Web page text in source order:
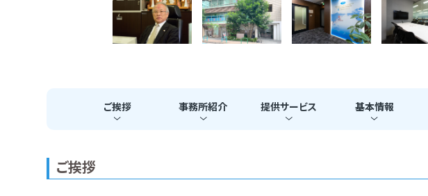
ご挨拶 事務所紹介 提供サービス 基本情報
ご挨拶